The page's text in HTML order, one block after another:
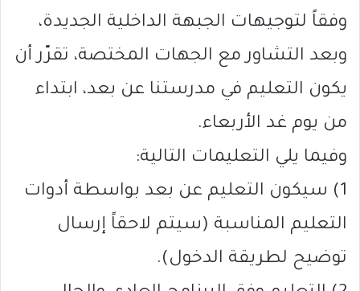
وفقاً لتوجيهات الجبهة الداخلية الجديدة،
وبعد التشاور مع الجهات المختصة، تقرّر أن
يكون التعليم في مدرستنا عن بعد، ابتداء
من يوم غد الأربعاء.
وفيما يلي التعليمات التالية:
1) سيكون التعليم عن بعد بواسطة أدوات
التعليم المناسبة (سيتم لاحقاً إرسال
توضيح لطريقة الدخول).